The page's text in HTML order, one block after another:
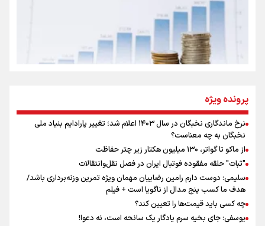
روایت ایران از کنار مردم
جمله‌ای که بغض چهارماهه را شکست؛ «آهای مردم، آقا از
تهران رفتند»
سه حسرتی که به دلم ماند
اینفو برنا/ میزان مالیات بر ارزش افزوده چقدر است؟
پرونده ویژه
نرخ ماندگاری نخبگان در سال ۱۴۰۳ اعلام شد؛ تغییر پارادایم بنیاد ملی
نخبگان به چه معناست؟
از ماکو تا گواتر، ۱۳۰ میلیون هکتار زیر چتر حفاظت
"ثبات" حلقه مفقوده فوتبال ایران در فصل نقل‌وانتقالات
سلیمی: دوست دارم رامین رضاییان مهمان ویژه تمرین وزنه‌برداری باشد/
هدف ما کسب پنج مدال از ناگویا است + فیلم
چه کسی باید قیمت‌ها را تعیین کند؟
یوسفی: جای بخیه سرم یادگار یک سانحه است، نه دعوا!